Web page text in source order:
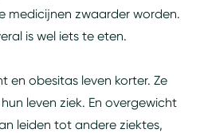
medicijnen zwaarder worden.
is wel iets te eten.
en obesitas leven korter. Ze
leven ziek. En overgewicht
leiden tot andere ziektes,